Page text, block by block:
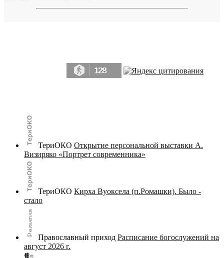
128
ТериОКО Открытие персональной выставки А.
Визиряко «Портрет современника»
ТериОКО Кирха Вуоксела (п.Ромашки). Было -
стало
Православный приход Расписание богослужений на
август 2026 г.